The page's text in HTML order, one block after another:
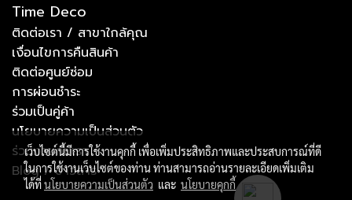
Time Deco
ติดต่อเรา / สาขาใกล้คุณ
เงื่อนไขการคืนสินค้า
ติดต่อศูนย์ซ่อม
การผ่อนชำระ
ร่วมเป็นคู่ค้า
นโยบายความเป็นส่วนตัว
ร่วมงานกับเรา
Blog / ข่าวสาร
เว็บไซต์นี้มีการใช้งานคุกกี้ เพื่อเพิ่มประสิทธิภาพและประสบการณ์ที่ดี
ในการใช้งานเว็บไซต์ของท่าน ท่านสามารถอ่านรายละเอียดเพิ่มเติม
ได้ที่นโยบายความเป็นส่วนตัว และ นโยบายคุกกี้